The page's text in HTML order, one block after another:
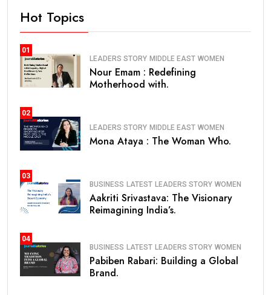
Hot Topics
01
LEADERS STORY MIDDLE EAST WOMEN
Nour Emam : Redefining
Motherhood with.
02
LEADERS STORY MIDDLE EAST WOMEN
Mona Ataya : The Woman Who.
03
BUSINESS LATEST LEADERS STORY WOMEN
Aakriti Srivastava: The Visionary
Reimagining India’s.
04
BUSINESS LATEST LEADERS STORY WOMEN
Pabiben Rabari: Building a Global
Brand.